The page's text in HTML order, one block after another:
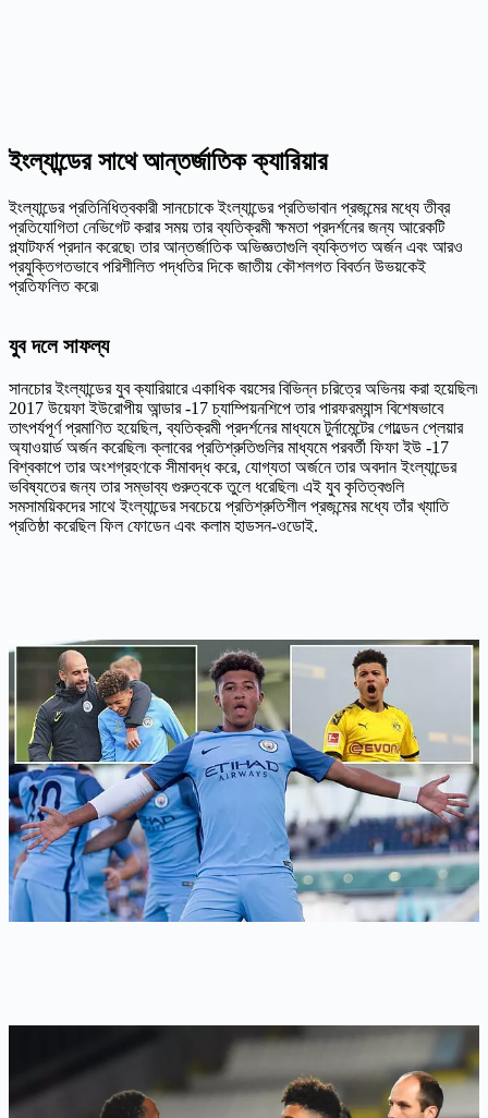
ইংল্যান্ডের সাথে আন্তর্জাতিক ক্যারিয়ার
ইংল্যান্ডের প্রতিনিধিত্বকারী সানচোকে ইংল্যান্ডের প্রতিভাবান প্রজন্মের মধ্যে তীব্র
প্রতিযোগিতা নেভিগেট করার সময় তার ব্যতিক্রমী ক্ষমতা প্রদর্শনের জন্য আরেকটি
প্ল্যাটফর্ম প্রদান করেছে৷ তার আন্তর্জাতিক অভিজ্ঞতাগুলি ব্যক্তিগত অর্জন এবং আরও
প্রযুক্তিগতভাবে পরিশীলিত পদ্ধতির দিকে জাতীয় কৌশলগত বিবর্তন উভয়কেই
প্রতিফলিত করে৷
যুব দলে সাফল্য
সানচোর ইংল্যান্ডের যুব ক্যারিয়ারে একাধিক বয়সের বিভিন্ন চরিত্রে অভিনয় করা হয়েছিল৷
2017 উয়েফা ইউরোপীয় আন্ডার -17 চ্যাম্পিয়নশিপে তার পারফরম্যান্স বিশেষভাবে
তাৎপর্যপূর্ণ প্রমাণিত হয়েছিল, ব্যতিক্রমী প্রদর্শনের মাধ্যমে টুর্নামেন্টের গোল্ডেন প্লেয়ার
অ্যাওয়ার্ড অর্জন করেছিল৷ ক্লাবের প্রতিশ্রুতিগুলির মাধ্যমে পরবর্তী ফিফা ইউ -17
বিশ্বকাপে তার অংশগ্রহণকে সীমাবদ্ধ করে, যোগ্যতা অর্জনে তার অবদান ইংল্যান্ডের
ভবিষ্যতের জন্য তার সম্ভাব্য গুরুত্বকে তুলে ধরেছিল৷ এই যুব কৃতিত্বগুলি
সমসাময়িকদের সাথে ইংল্যান্ডের সবচেয়ে প্রতিশ্রুতিশীল প্রজন্মের মধ্যে তাঁর খ্যাতি
প্রতিষ্ঠা করেছিল ফিল ফোডেন এবং কলাম হাডসন-ওডোই.